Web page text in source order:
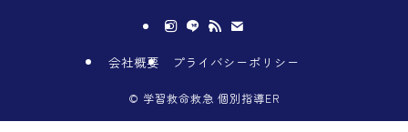
会社概要 プライバシーポリシー
© 学習救命救急 個別指導ER